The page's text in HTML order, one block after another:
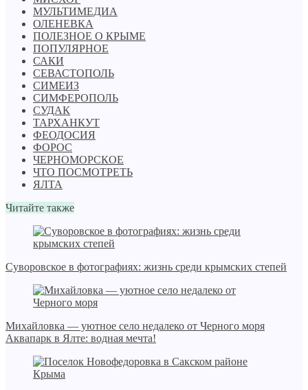
МУЛЬТИМЕДИА
ОЛЕНЕВКА
ПОЛЕЗНОЕ О КРЫМЕ
ПОПУЛЯРНОЕ
САКИ
СЕВАСТОПОЛЬ
СИМЕИЗ
СИМФЕРОПОЛЬ
СУДАК
ТАРХАНКУТ
ФЕОДОСИЯ
ФОРОС
ЧЕРНОМОРСКОЕ
ЧТО ПОСМОТРЕТЬ
ЯЛТА
Читайте также
Суворовское в фотографиях: жизнь среди крымских степей
Михайловка — уютное село недалеко от Черного моря
Аквапарк в Ялте: водная мечта!